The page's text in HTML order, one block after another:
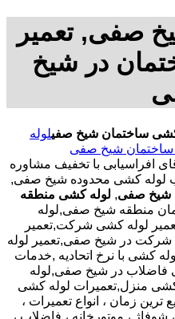
صفی, تعمیر
در شیخ
کشی ساختمان شیخ صفیلوله
ساختمان شیخ صفی
09195918731-آقای افراسیابی با تخفیف مشاوره
لوله کشی محدوده شیخ صفی,
شیخ صفی, لوله کشی منطقه
منطقه شیخ صفی,لوله
لوله کشی شرکت,تعمیر
شرکت در شیخ صفی,تعمیر لوله
کشی با نرخ اتحادیه ,خدمات
در شیخ صفی,لوله
منزل,تعمیرات لوله کشی
ترین زمان ، انواع تعمیرات ،
، موتورخانه ، فاضلاب ،